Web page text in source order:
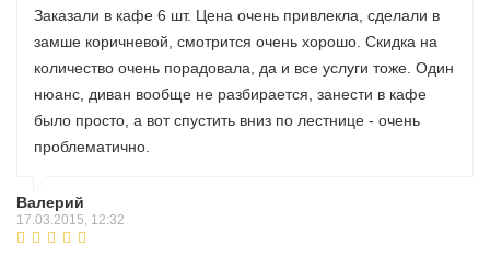
Заказали в кафе 6 шт. Цена очень привлекла, сделали в
замше коричневой, смотрится очень хорошо. Скидка на
количество очень порадовала, да и все услуги тоже. Один
нюанс, диван вообще не разбирается, занести в кафе
было просто, а вот спустить вниз по лестнице - очень
проблематично.
Валерий
17.03.2015, 12:32